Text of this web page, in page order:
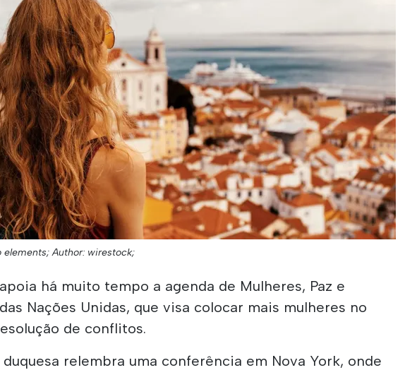
elements; Author: wirestock;
apoia há muito tempo a agenda de Mulheres, Paz e
Nações Unidas, que visa colocar mais mulheres no
de conflitos.
duquesa relembra uma conferência em Nova York, onde